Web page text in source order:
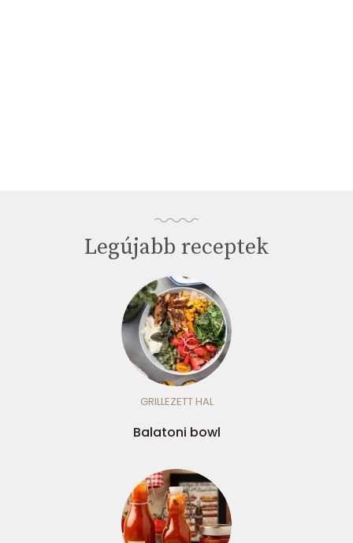
Legújabb receptek
GRILLEZETT HAL
Balatoni bowl